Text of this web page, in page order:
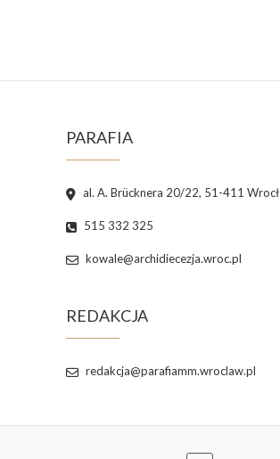
PARAFIA
al. A. Brücknera 20/22, 51-411
515 332 325
kowale@archidiecezja.wroc.pl
REDAKCJA
redakcja@parafiamm.wroclaw.pl